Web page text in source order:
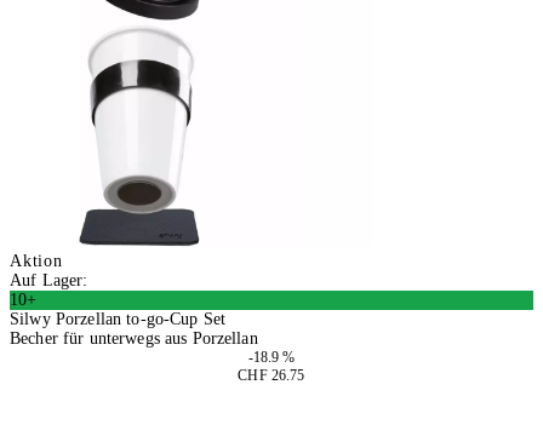
Aktion
Auf Lager:
10+
Silwy Porzellan to-go-Cup Set
Becher für unterwegs aus Porzellan
-18.9 %
CHF 26.75